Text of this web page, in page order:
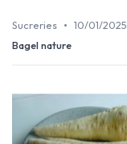
Sucreries • 10/01/2025
Bagel nature